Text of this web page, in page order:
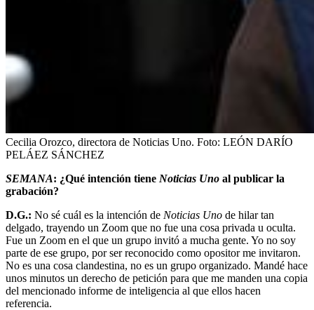
Cecilia Orozco, directora de Noticias Uno. Foto: LEÓN DARÍO
PELÁEZ SÁNCHEZ
SEMANA: ¿Qué intención tiene Noticias Uno al publicar la
grabación?
D.G.: No sé cuál es la intención de Noticias Uno de hilar tan
delgado, trayendo un Zoom que no fue una cosa privada u oculta.
Fue un Zoom en el que un grupo invitó a mucha gente. Yo no soy
parte de ese grupo, por ser reconocido como opositor me invitaron.
No es una cosa clandestina, no es un grupo organizado. Mandé hace
unos minutos un derecho de petición para que me manden una copia
del mencionado informe de inteligencia al que ellos hacen
referencia.